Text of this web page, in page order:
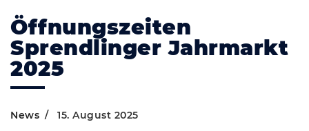
Öffnungszeiten
Sprendlinger Jahrmarkt
2025
News 15. August 2025